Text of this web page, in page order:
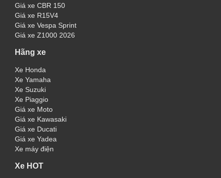
Giá xe CBR 150
Giá xe R15V4
Giá xe Vespa Sprint
Giá xe Z1000 2026
Hãng xe
Xe Honda
Xe Yamaha
Xe Suzuki
Xe Piaggio
Giá xe Moto
Giá xe Kawasaki
Giá xe Ducati
Giá xe Yadea
Xe máy điện
Xe HOT